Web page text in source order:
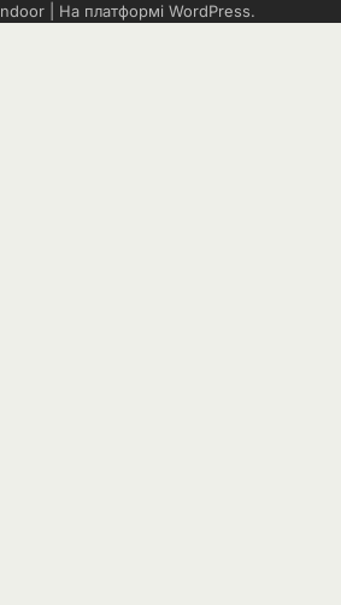
| На платформі WordPress.